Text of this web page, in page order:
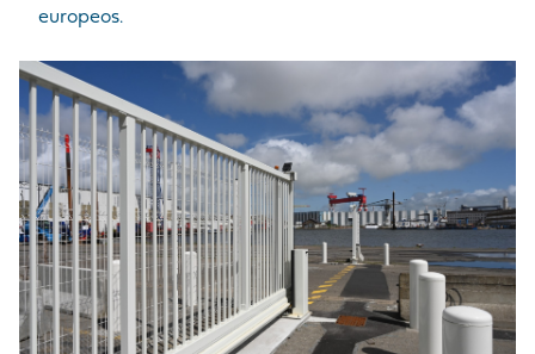
europeos.